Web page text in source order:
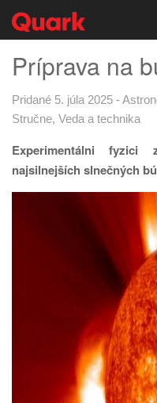
Príprava na
Pridané 5. júla 2025 -
Stručne, Veda a technika
Experimentálni
najsilnejších slnečných